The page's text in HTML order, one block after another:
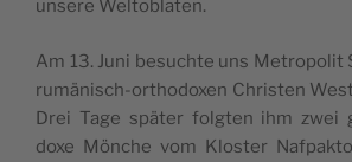
unsere Weltoblaten.
Am 13. Juni besuchte uns Metro­po­lit
rumä­nisch-ortho­doxen Chris­ten
Drei Tage spä­ter folg­ten ihm zwei
doxe Mönche vom Klos­ter